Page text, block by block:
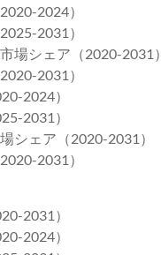
2024）
2031）
場シェア（2020-2031）
2031）
2024）
2031）
シェア（2020-2031）
2031）
2031）
2024）